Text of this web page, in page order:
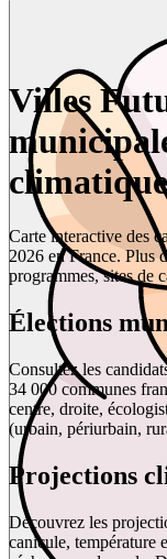
Villes
Carte interactive des
2026 en France. Plus
programmes, sites de
Élections
Consultez les
34 000 communes
centre, droite,
(urbain, périurbain,
Projections
Découvrez les
canicule, température